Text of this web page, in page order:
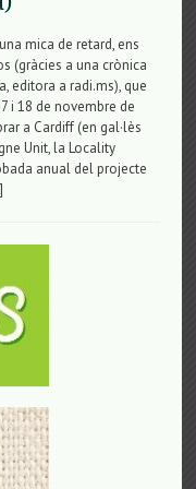
mica de retard, ens
(gràcies a una crònica
editora a radi.ms), que
i 18 de novembre de
a Cardiff (en gal·lès
Unit, la Locality
anual del projecte